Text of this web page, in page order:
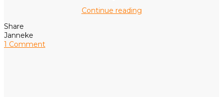
Continue reading
Share
Janneke
1 Comment